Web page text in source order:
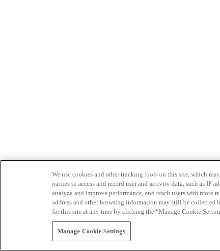
We use cookies and other tracking tools on this site, which
parties to access and record user and activity data, such as IP
analyze and improve performance, and reach users with
address and other browsing information may still be collected
for this site at any time by clicking the “Manage Cookie
Manage Cookie Settings